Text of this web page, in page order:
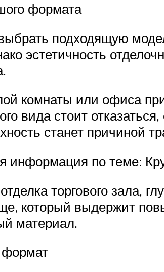
формата
подходящую
эстетичность
комнаты или офиса
вида стоит
станет причиной
информация по теме:
торгового зала,
который выдержит
материал.